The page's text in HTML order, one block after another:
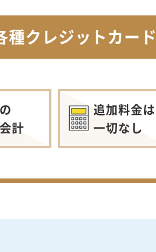
種クレジットカード
計
追加料金は
一切なし